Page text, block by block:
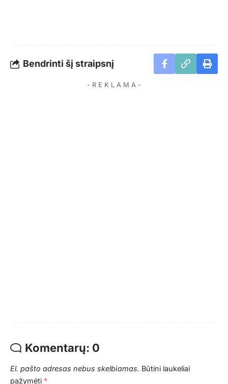
Bendrinti šį straipsnį
- R E K L A M A -
Komentarų: 0
El. pašto adresas nebus skelbiamas. Būtini laukeliai
pažymėti *